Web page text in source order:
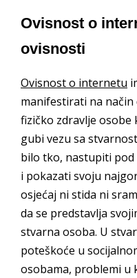
Ovisnost o
ovisnosti
Ovisnost o internetu
manifestirati na
fizičko zdravlje osobe
gubi vezu sa
bilo tko, nastupiti
i pokazati svoju
osjećaj ni stida ni
da se predstavlja
stvarna osoba. U
poteškoće u
osobama, problemi u